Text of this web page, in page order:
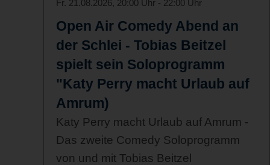
Fr. 21.08.2026, 20:00 Uhr - 22:00 Uhr
Open Air Comedy Abend an
der Schlei - Tobias Beitzel
spielt sein Soloprogramm
"Katy Perry macht Urlaub auf
Amrum)
Katy Perry macht Urlaub auf Amrum -
Das zweite Comedy Soloprogramm
von und mit Tobias Beitzel